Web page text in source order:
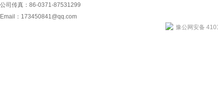
公司传真：86-0371-87531299
Email： 173450841@qq.com
豫公网安备